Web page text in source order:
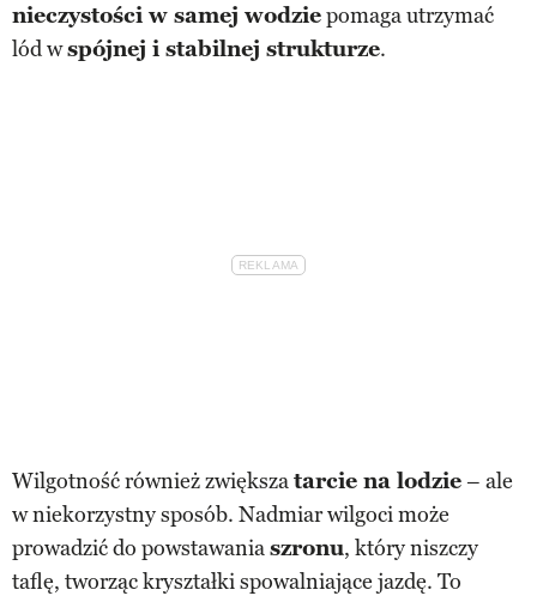
nieczystości w samej wodziepomaga utrzymać
lód wspójnej i stabilnej strukturze.
Wilgotność również zwiększatarcie na lodzie– ale
w niekorzystny sposób. Nadmiar wilgoci może
prowadzić do powstawaniaszronu, który niszczy
taflę, tworząc kryształki spowalniające jazdę. To